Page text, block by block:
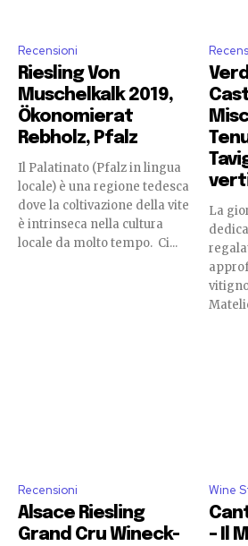
Recensioni
Riesling Von
Muschelkalk 2019,
Ökonomierat
Rebholz, Pfalz
Il Palatinato (Pfalz in lingua
locale) è una regione tedesca
dove la coltivazione della vite
è intrinseca nella cultura
locale da molto tempo. Ci...
La
Recensioni
Alsace Riesling
Grand Cru Wineck-
Wine
– Il